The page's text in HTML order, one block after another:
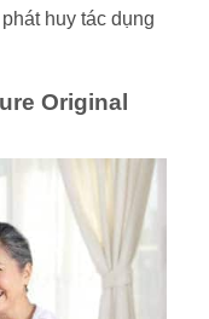
huy tác dụng
Original